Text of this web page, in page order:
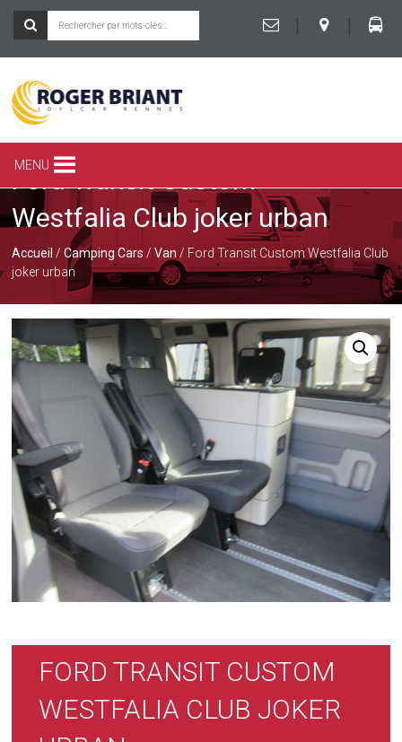
|
|
ROGER
BRIANT
SPÉCIALISTE
CAR
ET
DE
LA
CARAVANE
RENNES
MENU
Ford Transit Custom
Westfalia Club joker urban
Accueil /Camping Cars /Van / Ford Transit Custom Westfalia Club
joker urban
FORD TRANSIT CUSTOM
WESTFALIA CLUB JOKER